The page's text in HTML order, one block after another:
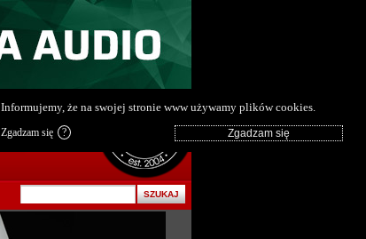
Informujemy, że na swojej stronie www używamy plików cookies.
Zgadzam się ?